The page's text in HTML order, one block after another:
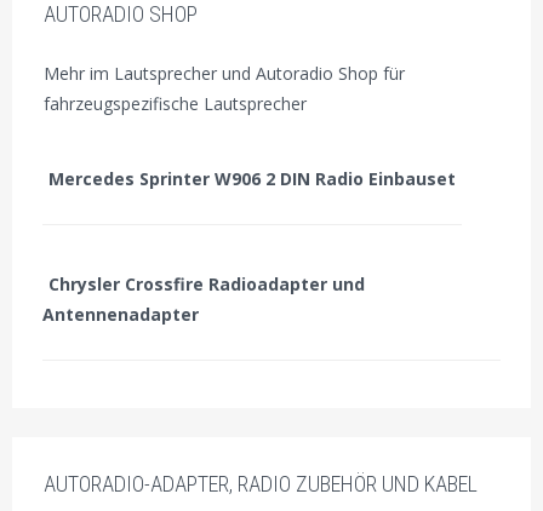
AUTORADIO SHOP
Mehr im Lautsprecher und Autoradio Shop für
fahrzeugspezifische Lautsprecher
Mercedes Sprinter W906 2 DIN Radio Einbauset
Chrysler Crossfire Radioadapter und
Antennenadapter
AUTORADIO-ADAPTER, RADIO ZUBEHÖR UND KABEL